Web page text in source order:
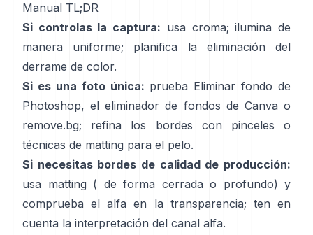
Manual TL;DR
Si controlas la captura: usa croma; ilumina de
manera uniforme; planifica la
eliminación del
derrame de color.
Si es una foto única: prueba Eliminar fondo de
Photoshop, eleliminador de fondos de Canva o
remove.bg; refina los bordes con pinceles o
técnicas de matting para el pelo.
Si necesitas bordes de calidad de producción:
usa matting ( de forma cerrada o profundo) y
comprueba el alfa en la transparencia; ten en
cuenta la interpretación del canal alfa.